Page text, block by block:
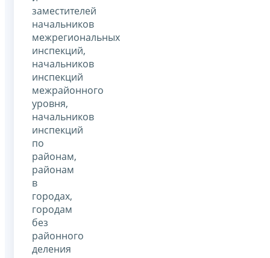
заместителей
начальников
межрегиональных
инспекций,
начальников
инспекций
межрайонного
уровня,
начальников
инспекций
по
районам,
районам
в
городах,
городам
без
районного
деления